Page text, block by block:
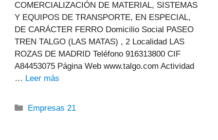
COMERCIALIZACIÓN DE MATERIAL, SISTEMAS
Y EQUIPOS DE TRANSPORTE, EN ESPECIAL,
DE CARÁCTER FERRO Domicilio Social PASEO
TREN TALGO (LAS MATAS) , 2 Localidad LAS
ROZAS DE MADRID Teléfono 916313800 CIF
A84453075 Página Web www.talgo.com Actividad
… Leer más
Categorías
Empresas 21